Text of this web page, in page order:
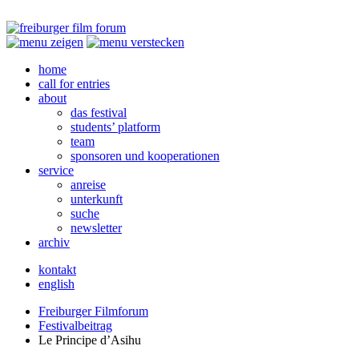
home
call for entries
about
das festival
students’ platform
team
sponsoren und kooperationen
service
anreise
unterkunft
suche
newsletter
archiv
kontakt
english
Freiburger Filmforum
Festivalbeitrag
Le Principe d’Asihu